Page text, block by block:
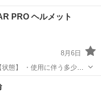
PRO ヘルメット
8月6日
います ・詳細は現地でご確
ご了承願います ※...